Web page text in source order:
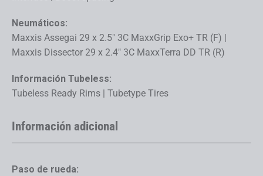
Neumáticos:
Maxxis Assegai 29 x 2.5" 3C MaxxGrip Exo+ TR (F) |
Maxxis Dissector 29 x 2.4" 3C MaxxTerra DD TR (R)
Información Tubeless:
Tubeless Ready Rims | Tubetype Tires
Información adicional
Paso de rueda: